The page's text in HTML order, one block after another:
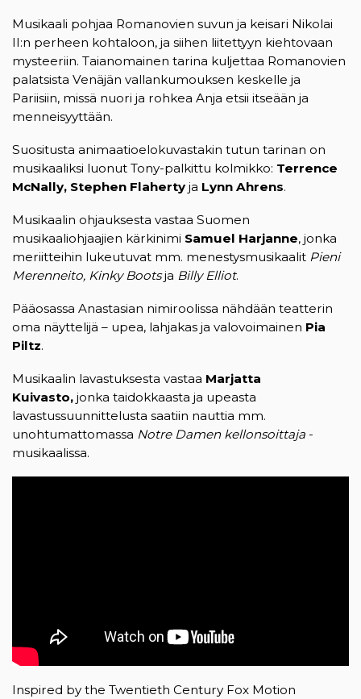
Musikaali pohjaa Romanovien suvun ja keisari Nikolai
II:n perheen kohtaloon, ja siihen liitettyyn kiehtovaan
mysteeriin. Taianomainen tarina kuljettaa Romanovien
palatsista Venäjän vallankumouksen keskelle ja
Pariisiin, missä nuori ja rohkea Anja etsii itseään ja
menneisyyttään.
Suositusta animaatioelokuvastakin tutun tarinan on
musikaaliksi luonut Tony-palkittu kolmikko: Terrence
McNally, Stephen Flaherty ja Lynn Ahrens.
Musikaalin ohjauksesta vastaa Suomen
musikaaliohjaajien kärkinimi Samuel Harjanne, jonka
meriitteihin lukeutuvat mm. menestysmusikaalit Pieni
Merenneito, Kinky Bootsja Billy Elliot.
Pääosassa Anastasian nimiroolissa nähdään teatterin
oma näyttelijä – upea, lahjakas ja valovoimainen Pia
Piltz.
Musikaalin lavastuksesta vastaa Marjatta
Kuivasto, jonka taidokkaasta ja upeasta
lavastussuunnittelusta saatiin nauttia mm.
unohtumattomassa Notre Damen kellonsoittaja -
musikaalissa.
Inspired by the Twentieth Century Fox Motion